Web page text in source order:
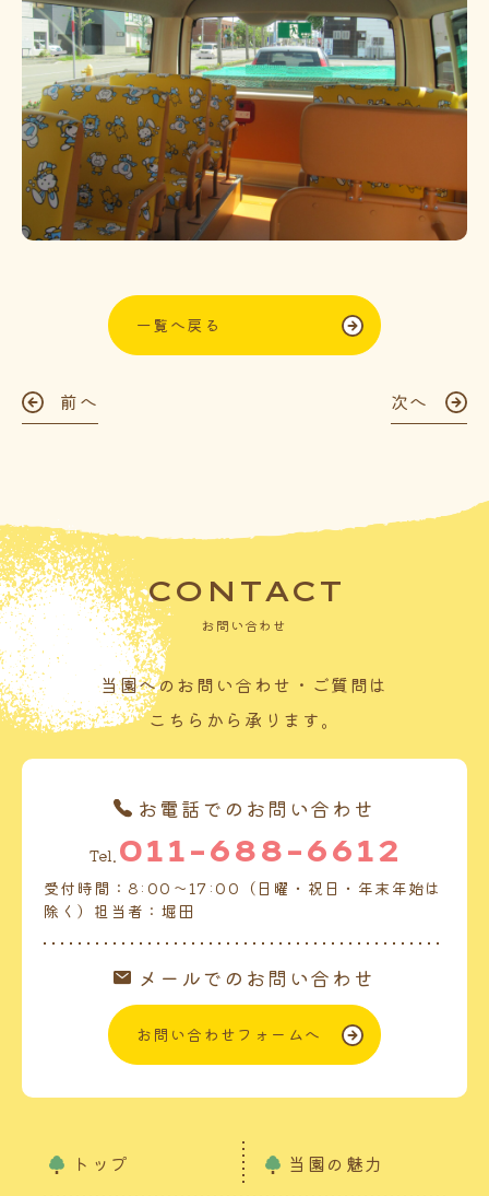
一覧へ戻る
前へ 次へ
CONTACT
お問い合わせ
当園へのお問い合わせ・ご質問は
こちらから承ります。
お電話でのお問い合わせ
Tel. 011-688-6612
受付時間：8:00～17:00（日曜・祝日・年末年始は
除く）担当者：堀田
メールでのお問い合わせ
お問い合わせフォームへ
トップ 当園の魅力